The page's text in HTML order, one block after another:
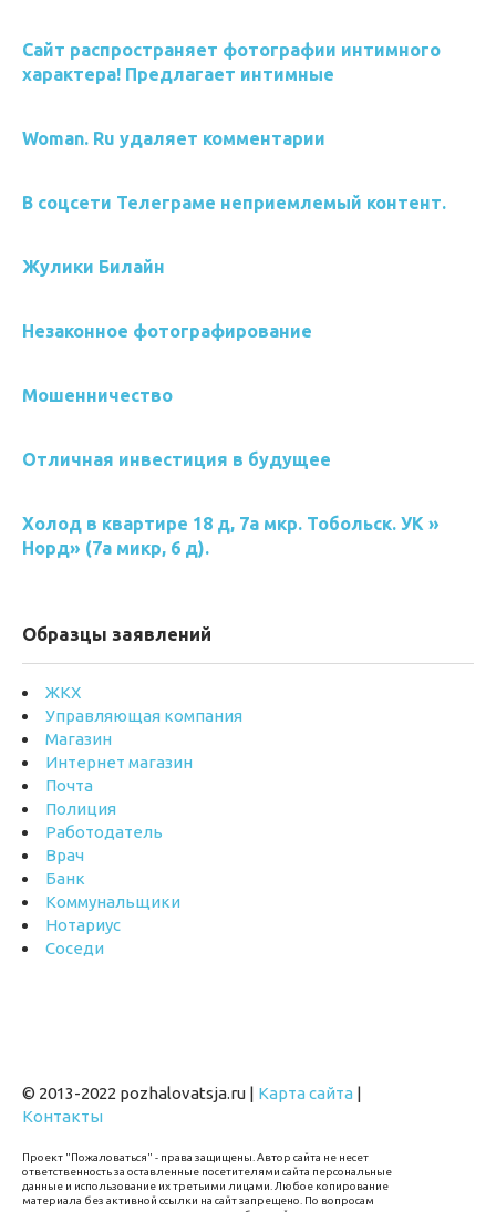
Сайт распространяет фотографии интимного
характера! Предлагает интимные
Woman. Ru удаляет комментарии
В соцсети Телеграме неприемлемый контент.
Жулики Билайн
Незаконное фотографирование
Мошенничество
Отличная инвестиция в будущее
Холод в квартире 18 д, 7а мкр. Тобольск. УК »
Норд» (7а микр, 6 д).
Образцы заявлений
ЖКХ
Управляющая компания
Магазин
Интернет магазин
Почта
Полиция
Работодатель
Врач
Банк
Коммунальщики
Нотариус
Соседи
© 2013-2022 pozhalovatsja.ru | Карта сайта |
Контакты
Проект "Пожаловаться" - права защищены. Автор сайта не несет
ответственность за оставленные посетителями сайта персональные
данные и использование их третьими лицами. Любое копирование
материала без активной ссылки на сайт запрещено. По вопросам